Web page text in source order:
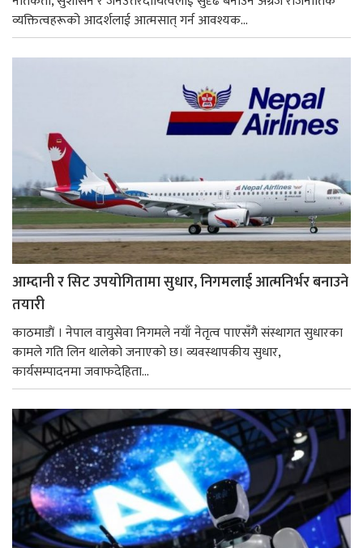
व्यक्तित्वहरूको आदर्शलाई आत्मसात् गर्न आवश्यक...
आम्दानी र सिट उपयोगितामा सुधार, निगमलाई आत्मनिर्भर बनाउने
तयारी
काठमाडाैं । नेपाल वायुसेवा निगमले नयाँ नेतृत्व पाएसँगै संस्थागत सुधारका
कामले गति लिन थालेको जनाएको छ। व्यवस्थापकीय सुधार,
कार्यसम्पादनमा जवाफदेहिता...